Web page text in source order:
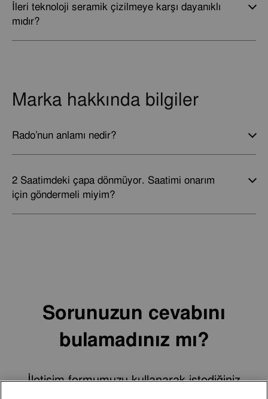
İleri teknoloji seramik çizilmeye karşı dayanıklı
mıdır?
Marka hakkında bilgiler
Rado’nun anlamı nedir?
2 Saatimdeki çapa dönmüyor. Saatimi onarım
için göndermeli miyim?
Sorunuzun cevabını
bulamadınız mı?
İletişim formumuzu kullanarak istediğiniz